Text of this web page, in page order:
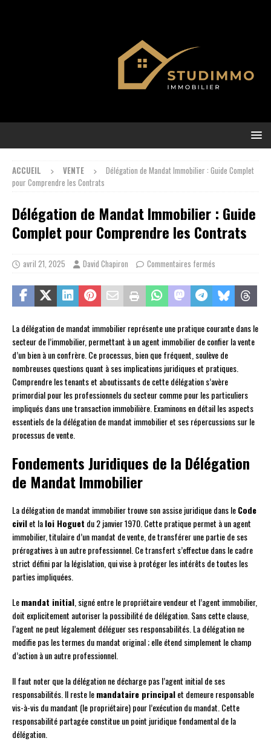
ACCUEIL VENTE
Délégation de Mandat Immobilier : Guide Complet
pour Comprendre les Contrats
Délégation de Mandat Immobilier : Guide
Complet pour Comprendre les Contrats
avril 21, 2025 David Chapiron Commentaires fermés
La délégation de mandat immobilier représente une pratique courante dans le
secteur de l’immobilier, permettant à un agent immobilier de confier la vente
d’un bien à un confrère. Ce processus, bien que fréquent, soulève de
nombreuses questions quant à ses implications juridiques et pratiques.
Comprendre les tenants et aboutissants de cette délégation s’avère
primordial pour les professionnels du secteur comme pour les particuliers
impliqués dans une transaction immobilière. Examinons en détail les aspects
essentiels de la délégation de mandat immobilier et ses répercussions sur le
processus de vente.
Fondements Juridiques de la Délégation
de Mandat Immobilier
La délégation de mandat immobilier trouve son assise juridique dans leCode
civilet laloi Hoguet du 2 janvier 1970. Cette pratique permet à un agent
immobilier, titulaire d’un mandat de vente, de transférer une partie de ses
prérogatives à un autre professionnel. Ce transfert s’effectue dans le cadre
strict défini par la législation, qui vise à protéger les intérêts de toutes les
parties impliquées.
Lemandat initial , signé entre le propriétaire vendeur et l’agent immobilier,
doit explicitement autoriser la possibilité de délégation. Sans cette clause,
l’agent ne peut légalement déléguer ses responsabilités. La délégation ne
modifie pas les termes du mandat original ; elle étend simplement le champ
d’action à un autre professionnel.
Il faut noter que la délégation ne décharge pas l’agent initial de ses
responsabilités. Il reste lemandataire principalet demeure responsable
vis-à-vis du mandant (le propriétaire) pour l’exécution du mandat. Cette
responsabilité partagée constitue un point juridique fondamental de la
délégation.